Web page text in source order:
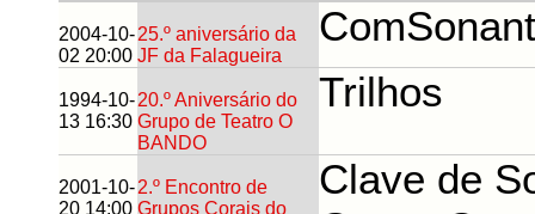
2004-10-
02 20:00
25.º aniversário da
JF da Falagueira
1994-10-
13 16:30
20.º Aniversário do
Grupo de Teatro O
BANDO
Trilhos
2001-10-
20 14:00
2.º Encontro de
Grupos Corais do
Clave de